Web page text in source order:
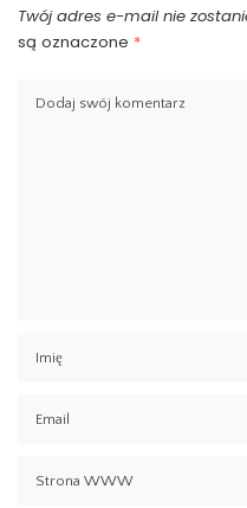
Twój adres e-mail nie
są oznaczone *